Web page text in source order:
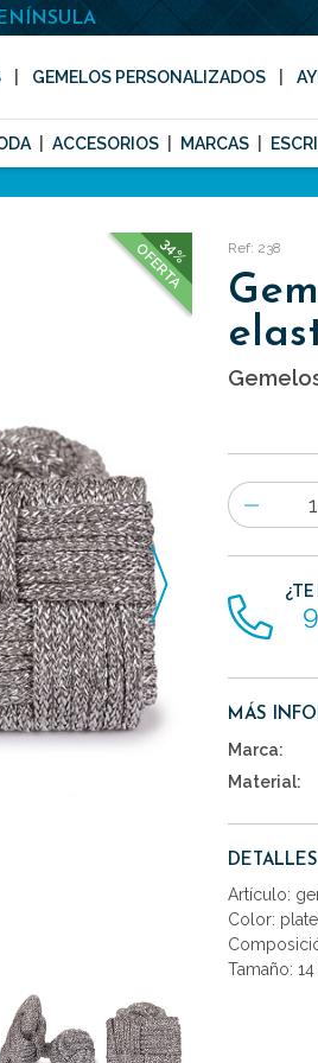
GEMELOS PERSONALIZADOS
ACCESORIOS MARCAS
34%
OFERTA Ref: 238
Número
de
artículos
MÁS
Marca:
Material:
DETALLES
Artículo:
Color:
Tamaño: